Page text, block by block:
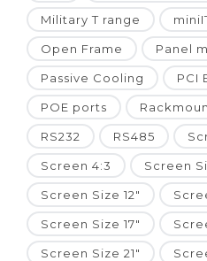
Military T range
Open Frame Panel
Passive Cooling PCI
POE ports
RS232 RS485
Screen 4:3 Screen
Screen Size 12"
Screen Size 17"
Screen Size 21"